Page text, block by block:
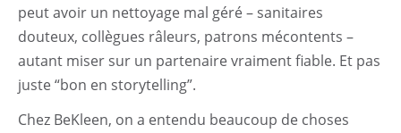
peut avoir un nettoyage mal géré – sanitaires
douteux, collègues râleurs, patrons mécontents –
autant miser sur un partenaire vraiment fiable. Et pas
juste “bon en storytelling”.
Chez BeKleen, on a entendu beaucoup de choses